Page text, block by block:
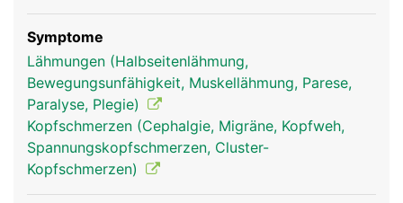
Facialis Frau Facialis Mann
Symptome
Lähmungen (Halbseitenlähmung,
Bewegungsunfähigkeit, Muskellähmung, Parese,
Paralyse, Plegie)
Kopfschmerzen (Cephalgie, Migräne, Kopfweh,
Spannungskopfschmerzen, Cluster-
Kopfschmerzen)